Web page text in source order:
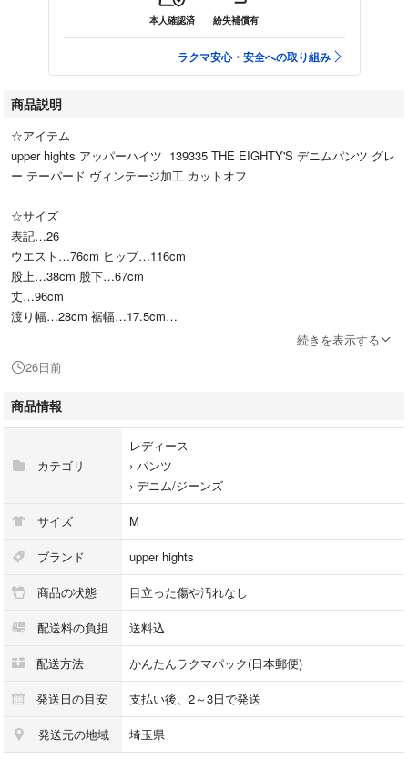
本人確認済 紛失補償有
ラクマ安心・安全への取り組み
商品説明
☆アイテム
upper hights アッパーハイツ 139335 THE EIGHTY'S デニムパンツ グレ
ー テーパード ヴィンテージ加工 カットオフ
☆サイズ
表記…26
ウエスト…76cm ヒップ…116cm
股上…38cm 股下…67cm
丈…96cm
渡り幅…28cm 裾幅…17.5cm
☆状態
ダメージ加工されていますが、目立つしみや汚れもなく、比較的綺麗なお
また素人検品のため見落としがある可能性がございます。
濃灰 ダークグレー
☆素材
小さく畳んで簡易包装、圧縮して発送致します。2〜3日ほどを予定してい
ますが、仕事の都合で遅れる場合がございますのでその際はご連絡致しま
ブランドリユース店
日本流通自主管理協会加盟店（AACD）
続きを表示する
26日前
商品情報
カテゴリ
レディース
› パンツ
› デニム/ジーンズ
サイズ M
ブランド upper hights
商品の状態 目立った傷や汚れなし
配送料の負担 送料込
配送方法 かんたんラクマパック(日本郵便)
発送日の目安 支払い後、2～3日で発送
発送元の地域 埼玉県